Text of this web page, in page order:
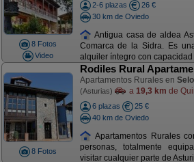
8 Fotos
Video
2-6 plazas
26 €
30 km de Oviedo
Antigua casa de aldea
Comarca de la Sidra. Es
alquiler íntegro con capacidad
8 Fotos
Rodiles Rural
Apartamentos Rurales en
(Asturias) a 19,3 km de
6 plazas
25 €
40 km de Oviedo
Apartamentos Rurales
personas, totalmente
visitar cualquier parte de